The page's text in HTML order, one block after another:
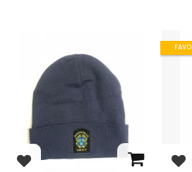
Lägg till i favoriter